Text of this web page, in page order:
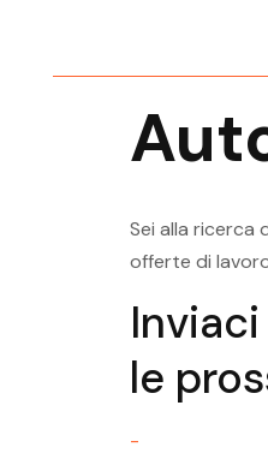
Sei alla
offerte di
le
-